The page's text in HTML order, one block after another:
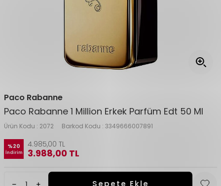
Paco Rabanne
Paco Rabanne 1 Million Erkek Parfüm Edt 50 Ml
Ürün Kodu : 2072 Barkod Kodu : 3349666007891
%20
İndirim
4.985,00 TL
3.988,00 TL
Sepete Ekle